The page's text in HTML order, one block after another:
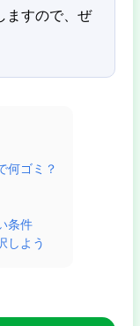
ますので、ぜ
何ゴミ？
条件
しよう